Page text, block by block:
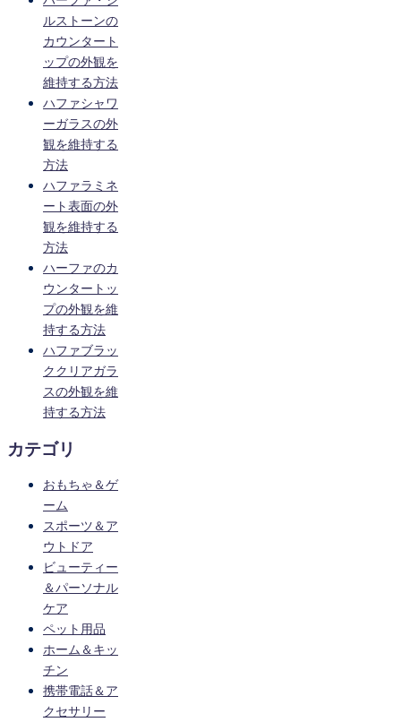
ルストーンの
カウンタート
ップの外観を
維持する方法
ハファシャワ
ーガラスの外
観を維持する
方法
ハファラミネ
ート表面の外
観を維持する
方法
ハーファのカ
ウンタートッ
プの外観を維
持する方法
ハファブラッ
ククリアガラ
スの外観を維
持する方法
カテゴリ
おもちゃ＆ゲ
ーム
スポーツ＆ア
ウトドア
ビューティー
＆パーソナル
ケア
ペット用品
ホーム＆キッ
チン
携帯電話＆ア
クセサリー